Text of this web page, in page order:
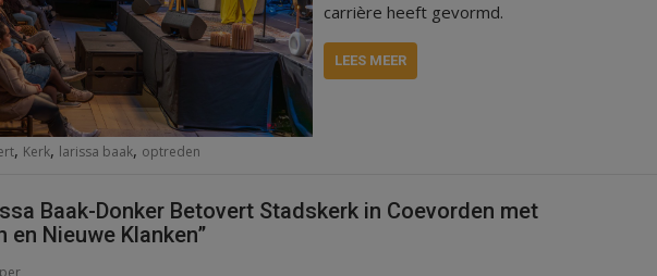
carrière heeft gevormd.
LEES MEER
, Kerk, larissa baak, optreden
Baak-Donker Betovert Stadskerk in Coevorden met
Nieuwe Klanken”